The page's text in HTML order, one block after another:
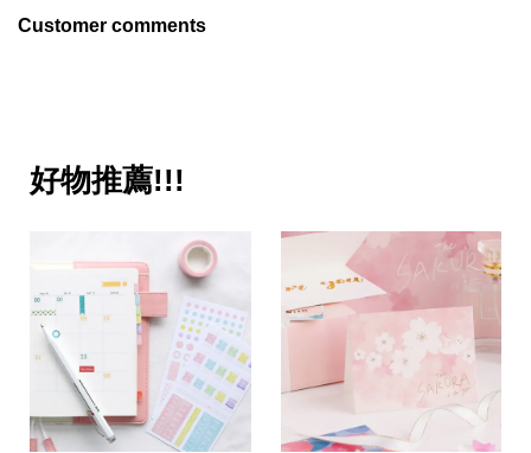
Customer comments
好物推薦!!!